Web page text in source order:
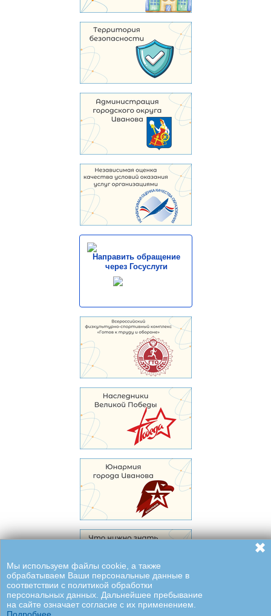
Направить обращение
через Госуслуги
Мы используем файлы cookie, а также
обрабатываем Ваши персональные данные в
соответствии с политикой обработки
персональных данных. Дальнейшее пребывание
на сайте означает согласие с их применением.
✖